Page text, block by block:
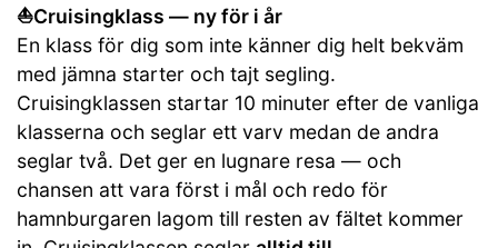
⛵️Cruisingklass — ny för i år
En klass för dig som inte känner dig helt bekväm
med jämna starter och tajt segling.
Cruisingklassen startar 10 minuter efter de vanliga
klasserna och seglar ett varv medan de andra
seglar två. Det ger en lugnare resa — och
chansen att vara först i mål och redo för
hamnburgaren lagom till resten av fältet kommer